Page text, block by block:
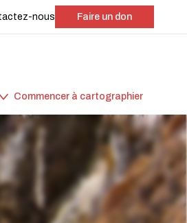
nous Faire un don
Commencer à cartographier